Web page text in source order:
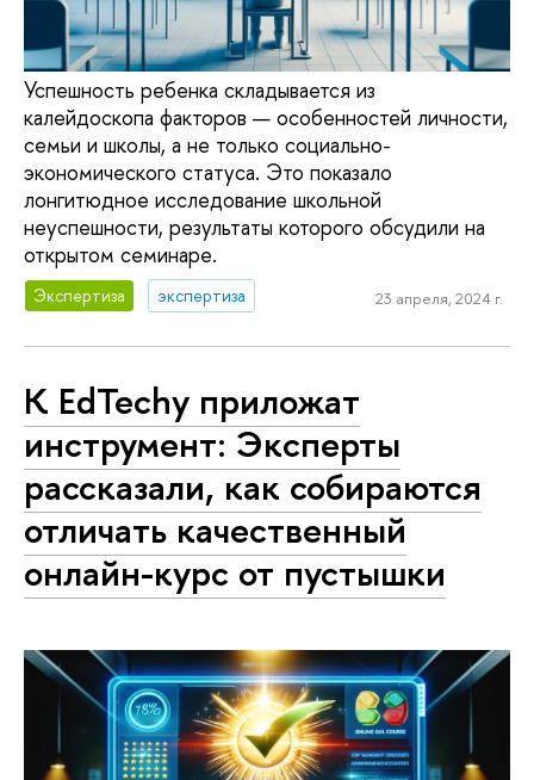
Успешность ребенка складывается из
калейдоскопа факторов — особенностей личности,
семьи и школы, а не только социально-
экономического статуса. Это показало
лонгитюдное исследование школьной
неуспешности, результаты которого обсудили на
открытом семинаре.
Экспертиза экспертиза 23 апреля, 2024 г.
К EdTechу приложат
инструмент: Эксперты
рассказали, как собираются
отличать качественный
онлайн-курс от пустышки